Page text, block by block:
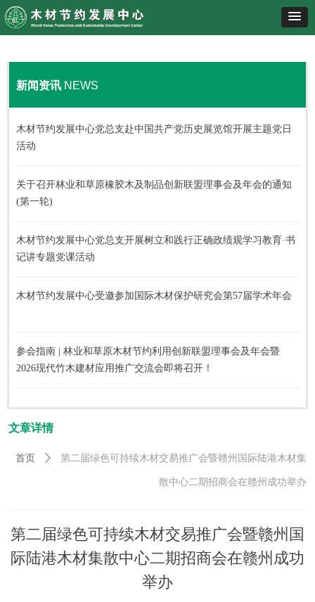
新闻资讯 NEWS
木材节约发展中心党总支赴中国共产党历史展览馆开展主题党日
活动
关于召开林业和草原橡胶木及制品创新联盟理事会及年会的通知
(第一轮)
木材节约发展中心党总支开展树立和践行正确政绩观学习教育·书
记讲专题党课活动
木材节约发展中心受邀参加国际木材保护研究会第57届学术年会
参会指南 | 林业和草原木材节约利用创新联盟理事会及年会暨
2026现代竹木建材应用推广交流会即将召开！
第二届绿色可持续木材交易推广会暨赣州国
际陆港木材集散中心二期招商会在赣州成功
举办
文章详情
首页 ꄲ 第二届绿色可持续木材交易推广会暨赣州国际陆港木材集
散中心二期招商会在赣州成功举办